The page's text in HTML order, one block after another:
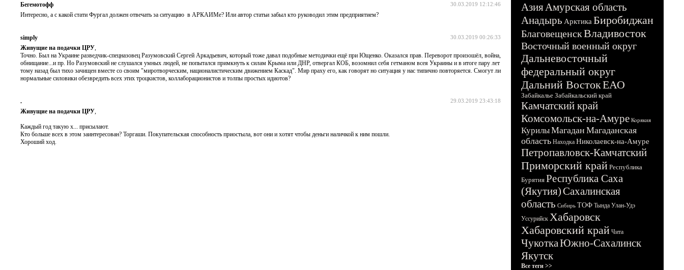
30.03.2019 12:12:46
Бегемотофф
Интересно, а с какой стати Фургал должен отвечать за ситуацию в АРКАИМе? Или автор статьи забыл кто руководил этим предприятием?
30.03.2019 00:26:33
simply
Живущие на подачки ЦРУ
Точно. Был на Украине разведчик-спецназовец Разумовский Сергей Аркадьевич, который тоже давал подобные методички ещё при Ющенко. Оказался прав. Переворот произошёл, война,
обнищание...и пр. Но Разумовский не слушался умных людей, не попытался примкнуть к силам Крыма или ДНР, отвергал КОБ, возомнил себя гетманом всея Украины и в итоге пару лет
тому назад был тихо зачищен вместе со своим "миротворческим, националистическим движением Каскад". Мир праху его, как говорят но ситуация у нас типично повторяется. Смогут ли
нормальные силовики обезвредить всех этих троцкистов, коллаборационистов и толпы простых идиотов?
29.03.2019 23:43:18
.
Живущие на подачки ЦРУ
Каждый год такую х... присылают.
Кто больше всех в этом заинтересован? Торгаши. Покупательская способность приостыла, вот они и хотят чтобы деньги наличкой к ним пошли.
Хороший ход.
АзияАмурская область
Анадырь Арктика Биробиджан
БлаговещенскВладивосток
Восточный военный округ
Дальневосточный
федеральный округ
Дальний ВостокЕАО
Забайкалье Забайкальский край
Камчатский край
Комсомольск-на-Амуре Корякия
КурилыМагадан Магаданская
область Находка Николаевск-на-Амуре
Петропавловск-Камчатский
Приморский край Республика
Бурятия Республика Саха
(Якутия)Сахалинская
область Сибирь ТОФ Тында Улан-Удэ
Уссурийск Хабаровск
Хабаровский край Чита
ЧукоткаЮжно-Сахалинск
Якутск
Все теги >>